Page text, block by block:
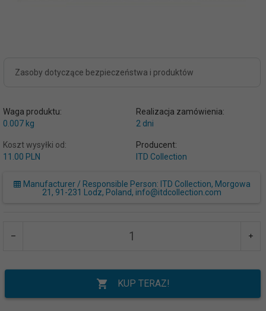
Zasoby dotyczące bezpieczeństwa i produktów
Waga produktu:
0.007 kg
Realizacja zamówienia:
2 dni
Koszt wysyłki od:
11.00 PLN
Producent:
ITD Collection
Manufacturer / Responsible Person: ITD Collection, Morgowa
21, 91-231 Lodz, Poland, info@itdcollection.com
KUP TERAZ!